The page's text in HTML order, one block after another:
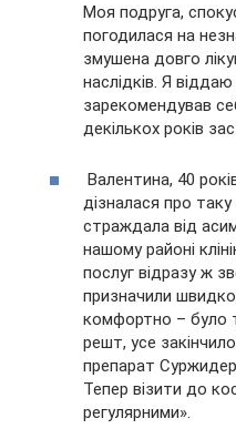
Моя подруга,
погодилася на
змушена довго
наслідків. Я
зарекомендував
декількох років
Валентина, 40
дізналася про
страждала від
нашому районі
послуг відразу ж
призначили
комфортно – було
решт, усе
препарат
Тепер візити до
регулярними».